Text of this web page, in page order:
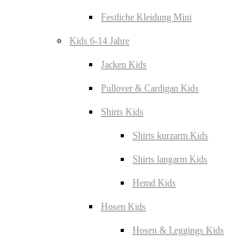
Festliche Kleidung Mini
Kids 6-14 Jahre
Jacken Kids
Pullover & Cardigan Kids
Shirts Kids
Shirts kurzarm Kids
Shirts langarm Kids
Hemd Kids
Hosen Kids
Hosen & Leggings Kids